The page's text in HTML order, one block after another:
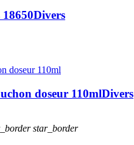
Divers
doseur 110mlDivers
star_border